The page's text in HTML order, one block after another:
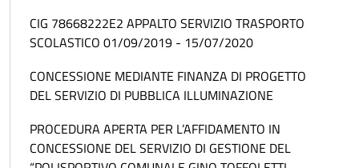
CIG 78668222E2 APPALTO SERVIZIO TRASPORTO
SCOLASTICO 01/09/2019 - 15/07/2020
CONCESSIONE MEDIANTE FINANZA DI PROGETTO
DEL SERVIZIO DI PUBBLICA ILLUMINAZIONE
PROCEDURA APERTA PER L’AFFIDAMENTO IN
CONCESSIONE DEL SERVIZIO DI GESTIONE DEL